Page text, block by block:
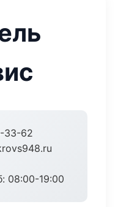
33-62
08:00-19:00